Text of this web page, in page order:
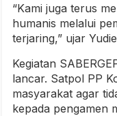
“Kami juga terus
humanis melalui
terjaring,” ujar
Kegiatan
lancar. Satpol PP
masyarakat agar
kepada pengamen